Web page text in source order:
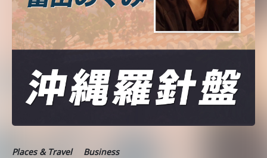
Places & Travel Business